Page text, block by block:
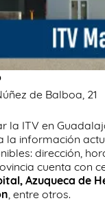
de Balboa, 21
la ITV en
la información
dirección,
cuenta con
Azuqueca de
, entre otros.